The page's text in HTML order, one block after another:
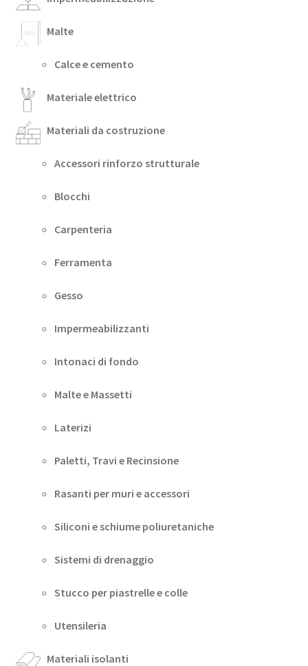
Malte
Calce e cemento
Materiale elettrico
Materiali da costruzione
Accessori rinforzo strutturale
Blocchi
Carpenteria
Ferramenta
Gesso
Impermeabilizzanti
Intonaci di fondo
Malte e Massetti
Laterizi
Paletti, Travi e Recinsione
Rasanti per muri e accessori
Siliconi e schiume poliuretaniche
Sistemi di drenaggio
Stucco per piastrelle e colle
Utensileria
Materiali isolanti